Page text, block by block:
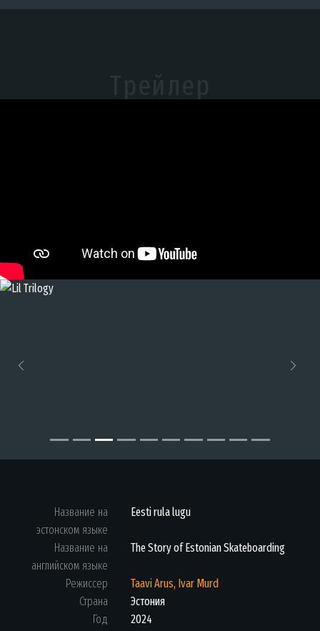
Название на
эстонском языке
Eesti rula lugu
Название на
английском языке
The Story of Estonian Skateboarding
Режиссер
Taavi Arus, Ivar Murd
Страна
Эстония
Год
2024